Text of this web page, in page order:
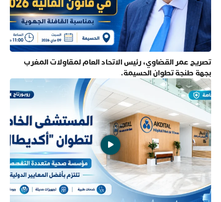
تصريح عمر القضاوي، رئيس الاتحاد العام لمقاولات المغرب
بجهة طنجة تطوان الحسيمة.